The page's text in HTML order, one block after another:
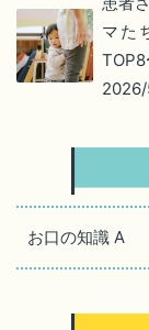
マた
TOP8
お口の知識 A